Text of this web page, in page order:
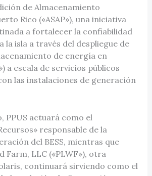
de Almacenamiento
Rico («ASAP»), una iniciativa
a fortalecer la confiabilidad
la isla a través del despliegue de
de energía en
a escala de servicios públicos
las instalaciones de generación
PPUS actuará como el
responsable de la
del BESS, mientras que
Farm, LLC («PLWF»), otra
continuará sirviendo como el